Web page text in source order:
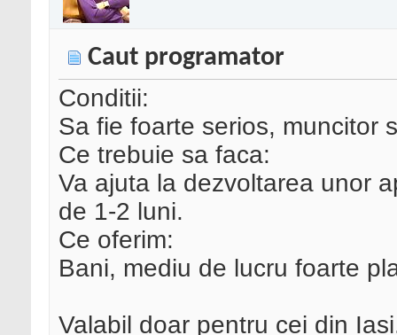
Caut programator
Conditii:
Sa fie foarte serios, muncitor
Ce trebuie sa faca:
Va ajuta la dezvoltarea unor
de 1-2 luni.
Ce oferim:
Bani, mediu de lucru foarte
Valabil doar pentru cei din